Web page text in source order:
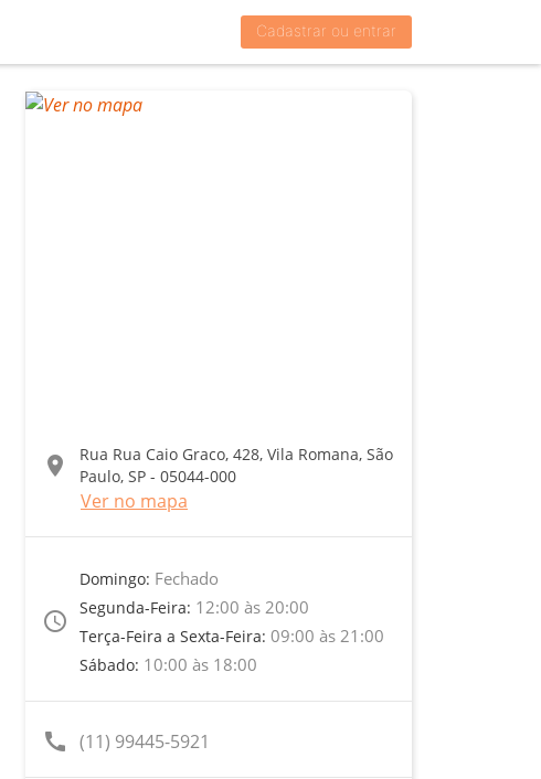
Cadastrar ou entrar
location_on
Rua Rua Caio Graco, 428, Vila Romana, São
Paulo, SP - 05044-000
Ver no mapa
access_time
Domingo: Fechado
Segunda-Feira: 12:00 às 20:00
Terça-Feira a Sexta-Feira: 09:00 às 21:00
Sábado: 10:00 às 18:00
call (11) 99445-5921